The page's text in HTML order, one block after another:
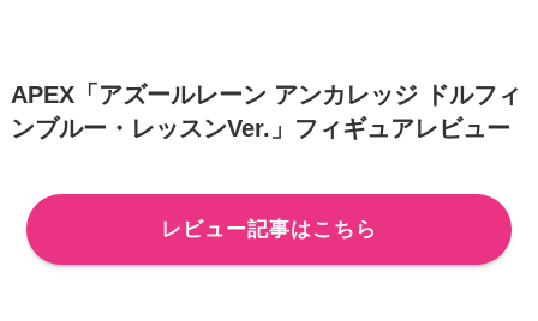
APEX「アズールレーン アンカレッジ ドルフィ
ンブルー・レッスンVer.」フィギュアレビュー
レビュー記事はこちら